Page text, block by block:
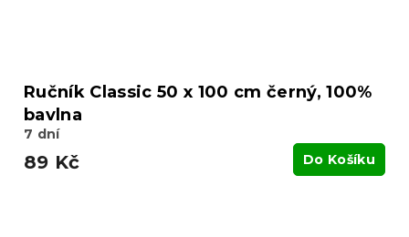
Ručník Classic 50 x 100 cm černý, 100%
bavlna
7 dní
89 Kč Do Košíku